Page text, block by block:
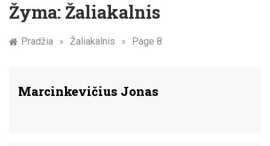
Žyma: Žaliakalnis
Pradžia » Žaliakalnis » Page 8
Marcinkevičius Jonas